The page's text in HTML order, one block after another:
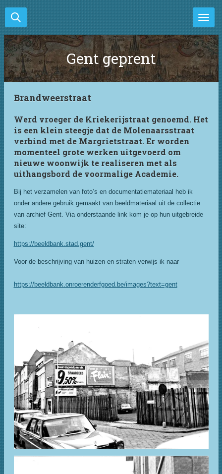
Ga
direct
naar
de
hoofdinhoud
Gent geprent
Brandweerstraat
Werd vroeger de Kriekerijstraat genoemd. Het
is een klein steegje dat de Molenaarsstraat
verbind met de Margrietstraat. Er worden
momenteel grote werken uitgevoerd om
nieuwe woonwijk te realiseren met als
uithangsbord de voormalige Academie.
Bij het verzamelen van foto’s en documentatiemateriaal heb ik
onder andere gebruik gemaakt van beeldmateriaal uit de collectie
van archief Gent. Via onderstaande link kom je op hun uitgebreide
site:
https://beeldbank.stad.gent/
Voor de beschrijving van huizen en straten verwijs ik naar
https://beeldbank.onroerenderfgoed.be/images?text=gent